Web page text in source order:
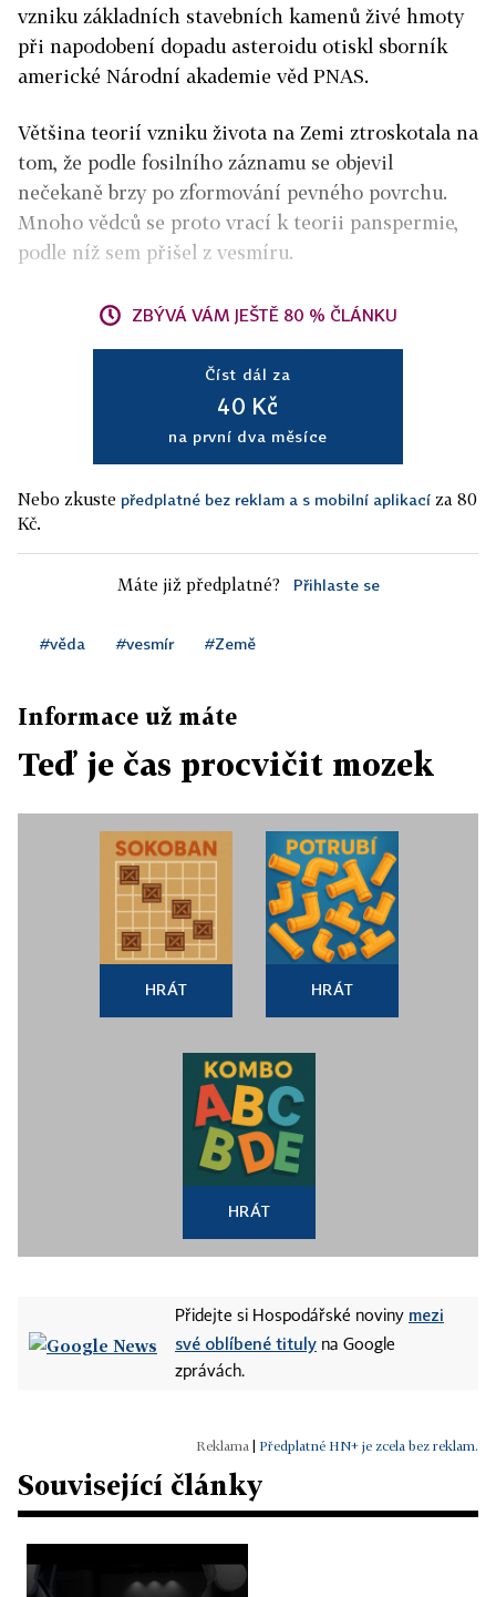
vzniku základních stavebních kamenů živé hmoty
při napodobení dopadu asteroidu otiskl sborník
americké Národní akademie věd PNAS.
Většina teorií vzniku života na Zemi ztroskotala na
tom, že podle fosilního záznamu se objevil
nečekaně brzy po zformování pevného povrchu.
Mnoho vědců se proto vrací k teorii panspermie,
podle níž sem přišel z vesmíru.
ZBÝVÁ VÁM JEŠTĚ 80 % ČLÁNKU
Číst dál za
40 Kč
na první dva měsíce
Nebo zkuste předplatné bez reklam a s mobilní aplikací za 80
Kč.
Máte již předplatné? Přihlaste se
#věda #vesmír #Země
Informace už máte
Teď je čas procvičit mozek
HRÁT HRÁT
HRÁT
Přidejte si Hospodářské noviny mezi
své oblíbené tituly na Google
zprávách.
Předplatné HN+ je zcela bez reklam.
Související články